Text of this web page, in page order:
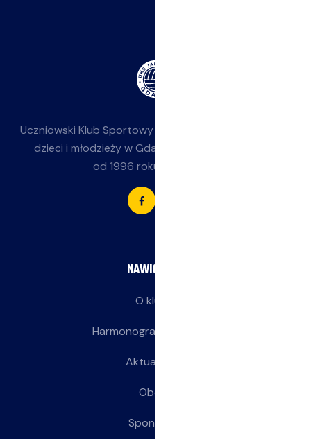
Uczniowski Klub Sportowy
dzieci i młodzieży w Gdańsku-Jasieniu. Działamy
od 1996 roku przy SP 85.
NAWIGACJA
O klubie
Harmonogram treningów
Aktualności
Obozy
Sponsorzy